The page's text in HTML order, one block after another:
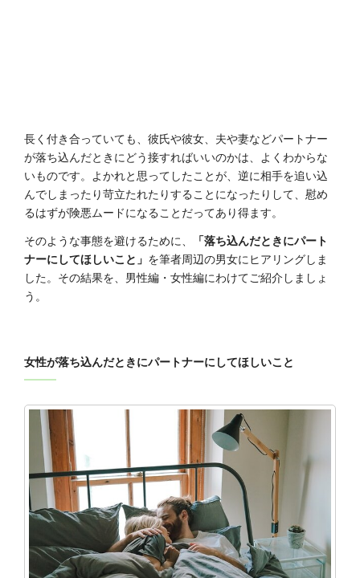
長く付き合っていても、彼氏や彼女、夫や妻などパートナー
が落ち込んだときにどう接すればいいのかは、よくわからな
いものです。よかれと思ってしたことが、逆に相手を追い込
んでしまったり苛立たれたりすることになったりして、慰め
るはずが険悪ムードになることだってあり得ます。
そのような事態を避けるために、
「落ち込んだときにパート
ナーにしてほしいこと」 を筆者周辺の男女にヒアリングしま
した。その結果を、男性編・女性編にわけてご紹介しましょ
う。
女性が落ち込んだときにパートナーにしてほしいこと